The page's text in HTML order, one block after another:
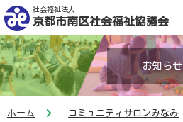
社会福祉法人
京都市南区社会福祉協議会
お知らせ
ホーム
コミュニティサロンみなみ